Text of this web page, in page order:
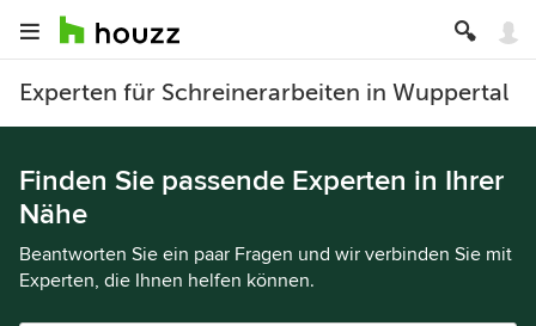
Experten für Schreinerarbeiten in Wuppertal
Finden Sie passende Experten in Ihrer
Nähe
Beantworten Sie ein paar Fragen und wir verbinden Sie mit
Experten, die Ihnen helfen können.